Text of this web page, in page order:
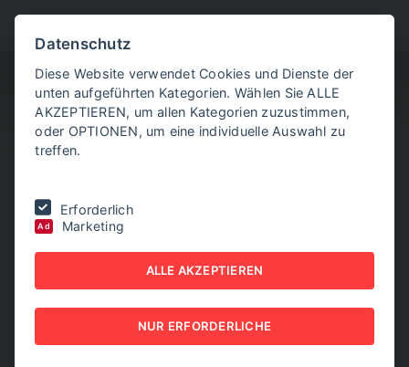
kostete den Bund 2025 mehr als geplant
BILDUNGSKARENZ
KOSTETE DEN BUND 2025
MEHR ALS GEPLANT
Datenschutz
Diese Website verwendet Cookies und Dienste der
unten aufgeführten Kategorien. Wählen Sie ALLE
AKZEPTIEREN, um allen Kategorien zuzustimmen,
oder OPTIONEN, um eine individuelle Auswahl zu
treffen.
Erforderlich
Ad Marketing
ALLE AKZEPTIEREN
NUR ERFORDERLICHE